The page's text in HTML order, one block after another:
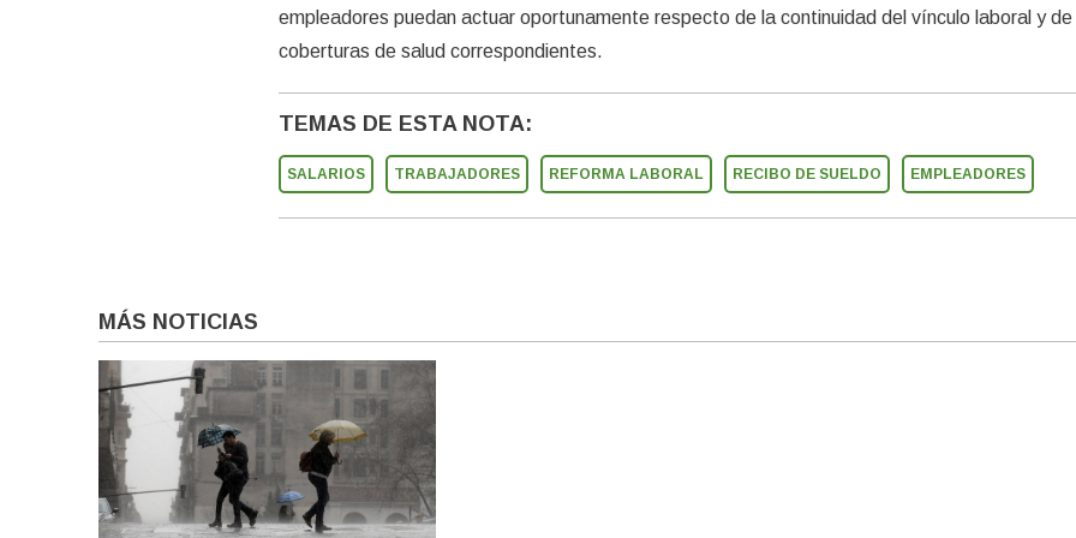
empleadores puedan actuar oportunamente respecto de la continuidad del vínculo laboral y de
coberturas de salud correspondientes.
TEMAS DE ESTA NOTA:
SALARIOS TRABAJADORES REFORMA LABORAL RECIBO DE SUELDO EMPLEADORES
MÁS NOTICIAS